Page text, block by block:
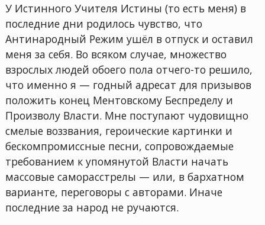
У Истинного Учителя Истины (то есть меня) в
последние дни родилось чувство, что
Антинародный Режим ушёл в отпуск и оставил
меня за себя. Во всяком случае, множество
взрослых людей обоего пола отчего-то решило,
что именно я — годный адресат для призывов
положить конец Ментовскому Беспределу и
Произволу Власти. Мне поступают чудовищно
смелые воззвания, героические картинки и
бескомпромиссные песни, сопровождаемые
требованием к упомянутой Власти начать
массовые саморасстрелы — или, в бархатном
варианте, переговоры с авторами. Иначе
последние за народ не ручаются.